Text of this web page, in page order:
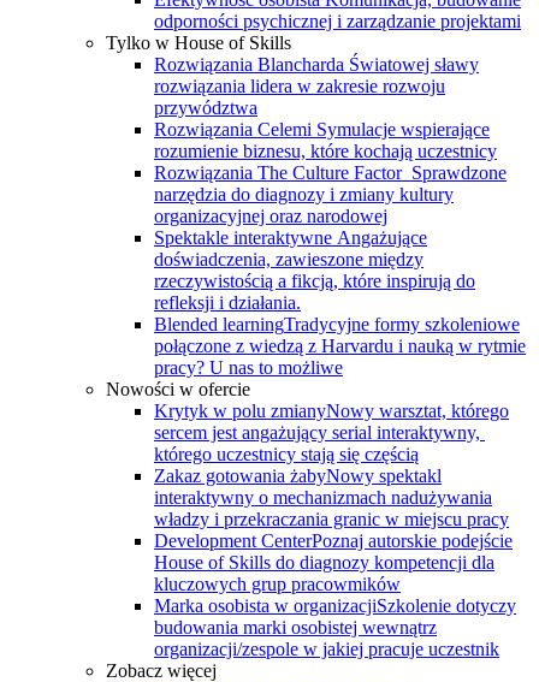
odporności psychicznej i zarządzanie projektami
Tylko w House of Skills
Rozwiązania Blancharda Światowej sławy
rozwiązania lidera w zakresie rozwoju
przywództwa
Rozwiązania Celemi Symulacje wspierające
rozumienie biznesu, które kochają uczestnicy
Rozwiązania The Culture Factor Sprawdzone
narzędzia do diagnozy i zmiany kultury
organizacyjnej oraz narodowej
Spektakle interaktywne Angażujące
doświadczenia, zawieszone między
rzeczywistością a fikcją, które inspirują do
refleksji i działania.
Blended learningTradycyjne formy szkoleniowe
połączone z wiedzą z Harvardu i nauką w rytmie
pracy? U nas to możliwe
Nowości w ofercie
Krytyk w polu zmianyNowy warsztat, którego
sercem jest angażujący serial interaktywny, ​
którego uczestnicy stają się częścią
Zakaz gotowania żabyNowy spektakl
interaktywny o mechanizmach nadużywania
władzy i przekraczania granic w miejscu pracy
Development CenterPoznaj autorskie podejście
House of Skills do diagnozy kompetencji dla
kluczowych grup pracowmików
Marka osobista w organizacjiSzkolenie dotyczy
budowania marki osobistej wewnątrz
organizacji/zespole w jakiej pracuje uczestnik
Zobacz więcej